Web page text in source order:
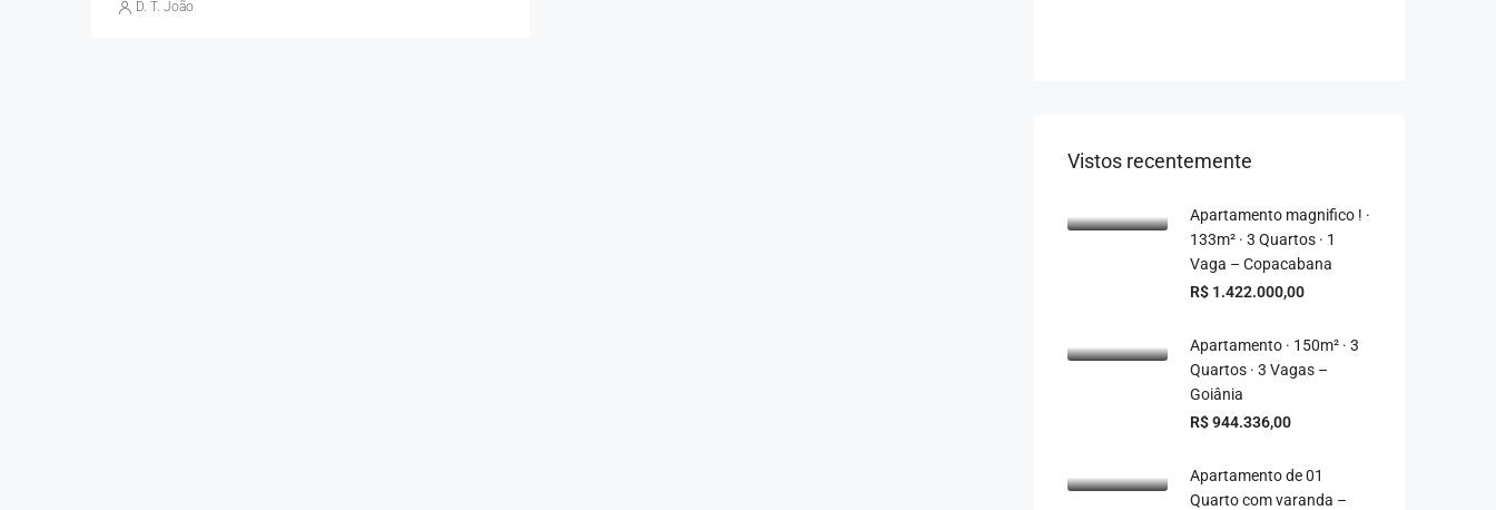
D. T. João
Vistos recentemente
Apartamento magnifico ! ·
133m² · 3 Quartos · 1
Vaga – Copacabana
R$ 1.422.000,00
Apartamento · 150m² · 3
Quartos · 3 Vagas –
Goiânia
R$ 944.336,00
Apartamento de 01
Quarto com varanda –